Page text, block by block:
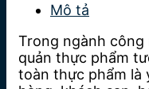
Mô tả
Trong ngành công
quản thực phẩm
toàn thực phẩm là